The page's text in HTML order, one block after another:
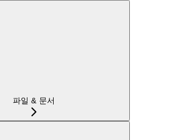
파일 & 문서